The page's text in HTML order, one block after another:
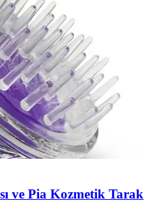
ve Pia Kozmetik Tarak